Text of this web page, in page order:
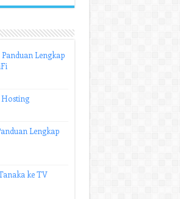
Lengkap
Hosting
Lengkap
ke TV